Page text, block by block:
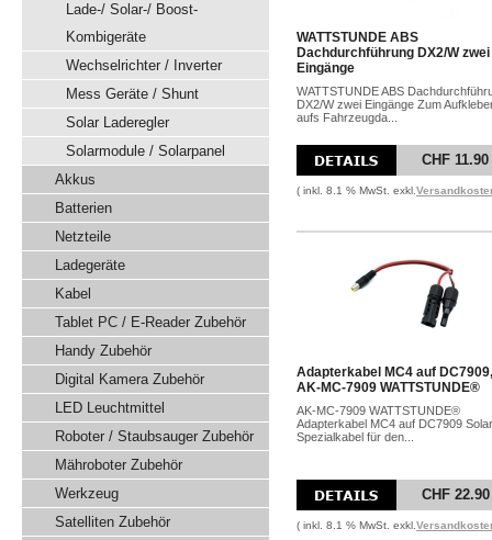
Lade-/ Solar-/ Boost-
Kombigeräte
Wechselrichter / Inverter
Mess Geräte / Shunt
Solar Laderegler
Solarmodule / Solarpanel
Akkus
Batterien
Netzteile
Ladegeräte
Kabel
Tablet PC / E-Reader Zubehör
Handy Zubehör
Digital Kamera Zubehör
LED Leuchtmittel
Roboter / Staubsauger Zubehör
Mähroboter Zubehör
Werkzeug
Satelliten Zubehör
WATTSTUNDE ABS
Dachdurchführung DX2/W zwei
Eingänge
WATTSTUNDE ABS
DX2/W zwei Eingänge Zum
aufs Fahrzeugda...
CHF 11.90
( inkl. 8.1 % MwSt. exkl.
Adapterkabel MC4 auf DC7909,
AK-MC-7909 WATTSTUNDE®
AK-MC-7909 WATTSTUNDE®
Adapterkabel MC4 auf DC7909 Solar
Spezialkabel für den...
CHF 22.90
( inkl. 8.1 % MwSt. exkl.